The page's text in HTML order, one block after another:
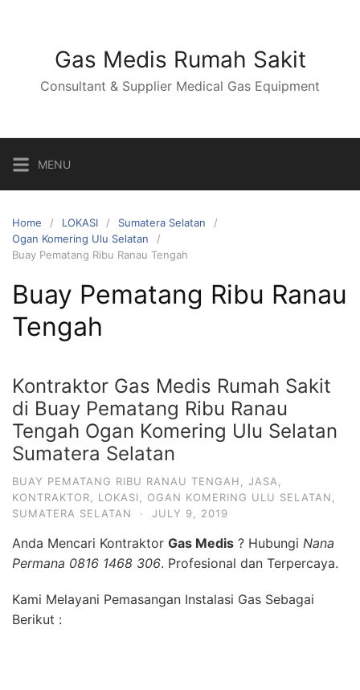
Gas Medis Rumah Sakit
Consultant & Supplier Medical Gas Equipment
MENU
Home LOKASI
Sumatera Selatan
Ogan Komering Ulu Selatan
Buay Pematang Ribu Ranau Tengah
Buay Pematang Ribu Ranau
Tengah
Kontraktor Gas Medis Rumah Sakit
di Buay Pematang Ribu Ranau
Tengah Ogan Komering Ulu Selatan
Sumatera Selatan
BUAY PEMATANG RIBU RANAU TENGAH JASA
KONTRAKTOR
LOKASI OGAN KOMERING ULU SELATAN
SUMATERA SELATAN
· JULY 9, 2019
Anda Mencari Kontraktor Gas Medis ? Hubungi Nana
Permana 0816 1468 306. Profesional dan Terpercaya.
Kami Melayani Pemasangan Instalasi Gas Sebagai
Berikut :